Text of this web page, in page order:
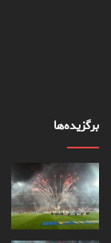
برگزیده‌ها